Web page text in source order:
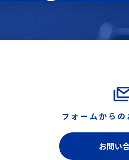
フォームから
お問い